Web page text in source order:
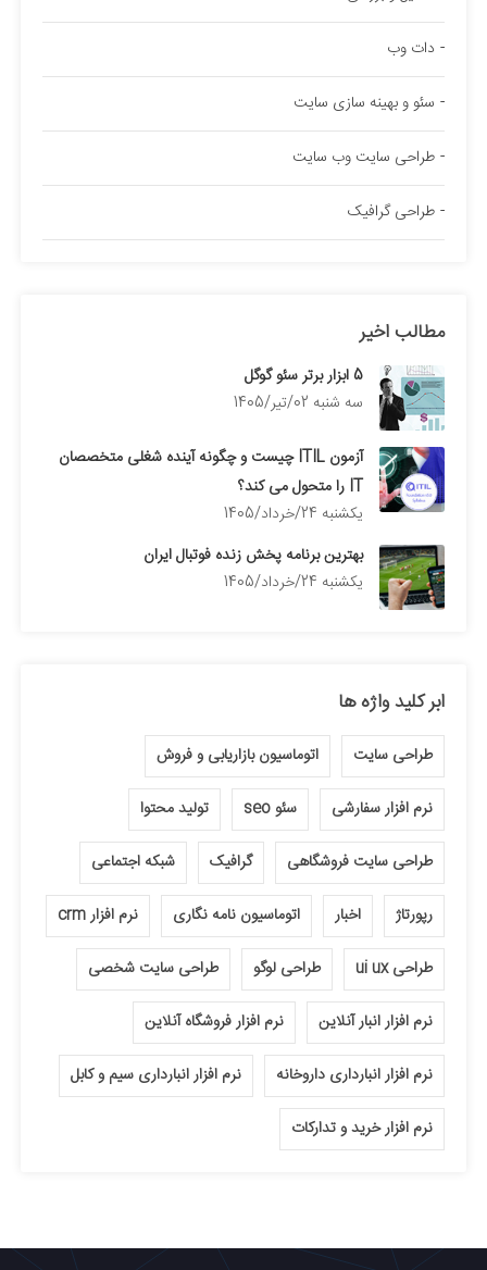
دات وب
سئو و بهینه سازی سایت
طراحی سایت وب سایت
طراحی گرافیک
مطالب اخیر
5 ابزار برتر سئو گوگل
سه شنبه 02/تیر/1405
آزمون ITIL چیست و چگونه آینده شغلی متخصصان
IT را متحول می کند؟
يكشنبه 24/خرداد/1405
بهترین برنامه پخش زنده فوتبال ایران
يكشنبه 24/خرداد/1405
ابر کلید واژه ها
طراحی سایت اتوماسیون بازاریابی و فروش
نرم افزار سفارشی سئو seo تولید محتوا
طراحی سایت فروشگاهی گرافیک شبکه اجتماعی
رپورتاژ اخبار اتوماسیون نامه نگاری نرم افزار crm
طراحی ui ux طراحی لوگو طراحی سایت شخصی
نرم افزار انبار آنلاین نرم افزار فروشگاه آنلاین
نرم افزار انبارداری داروخانه نرم افزار انبارداری سیم و کابل
نرم افزار خرید و تدارکات